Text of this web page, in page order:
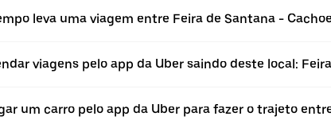
leva uma viagem entre Feira de Santana -
viagens pelo app da Uber saindo deste local:
um carro pelo app da Uber para fazer o trajeto